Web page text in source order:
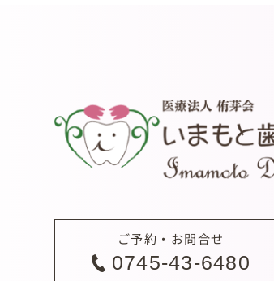
ご予約・お問合せ
0745-43-6480